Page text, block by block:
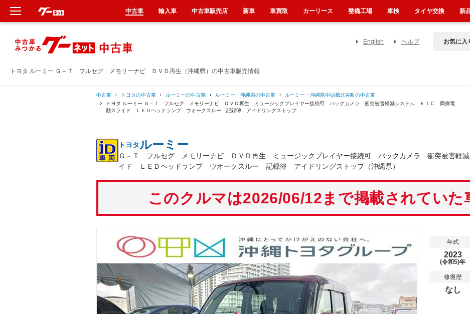
トヨタ ルーミー Ｇ－Ｔ フルセグ メモリーナビ ＤＶＤ再生（沖縄県）の中古車販売情報
English ヘルプ お気に入
中古車 トヨタの中古車 ルーミーの中古車 ルーミー・沖縄県の中古車
ルーミー・沖縄県中頭郡北谷町の中古車
トヨタ ルーミー Ｇ－Ｔ フルセグ メモリーナビ ＤＶＤ再生 ミュージックプレイヤー接続可 バックカメラ 衝突被害軽減システム ＥＴＣ 両側電
動スライド ＬＥＤヘッドランプ ウオークスルー 記録簿 アイドリングストップ
トヨタルーミー
Ｇ－Ｔ フルセグ メモリーナビ ＤＶＤ再生 ミュージックプレイヤー接続可 バックカメラ 衝突被害軽
イド ＬＥＤヘッドランプ ウオークスルー 記録簿 アイドリングストップ（沖縄県）
このクルマは2026/06/12まで掲載されていた
年式
2023
(令和5)年
修復歴
なし
中古車 輸入車 中古車販売店 新車 車買取 カーリース 整備工場 車検 タイヤ交換 新
新車
中古車